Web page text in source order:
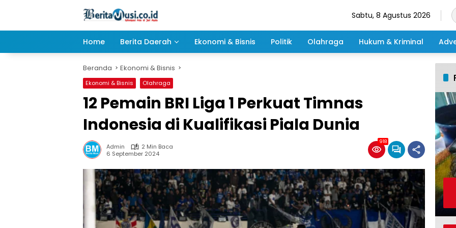
Sabtu, 8 Agustus 2026
Home Berita Daerah Ekonomi & Bisnis Politik Olahraga Hukum & Kriminal
Beranda Ekonomi & Bisnis
Ekonomi & Bisnis Olahraga
12 Pemain BRI Liga 1 Perkuat Timnas
Indonesia di Kualifikasi Piala Dunia
Admin
2 Min Baca
6 September 2024
918